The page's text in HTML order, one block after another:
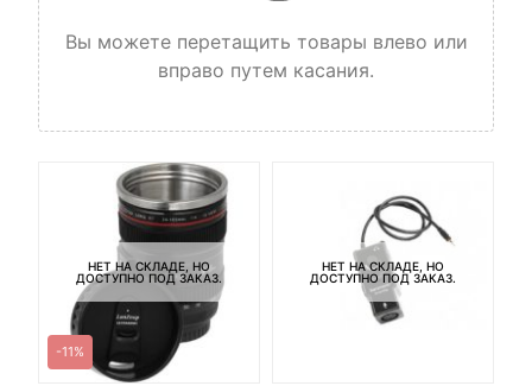
Вы можете перетащить товары влево или
вправо путем касания.
НЕТ НА СКЛАДЕ, НО
ДОСТУПНО ПОД ЗАКАЗ.
-11%
НЕТ НА СКЛАДЕ, НО
ДОСТУПНО ПОД ЗАКАЗ.